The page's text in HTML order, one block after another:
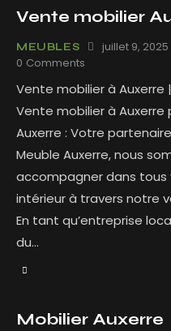
Vente mobilier
MEUBLES juillet 9, 2025
0 Comments
Vente mobilier à Auxerre
Vente mobilier à Auxerre
Auxerre : Votre
Meuble Auxerre, nous
accompagner dans tous
intérieur à travers notre
En tant qu’entreprise
du…
Mobilier Auxerre